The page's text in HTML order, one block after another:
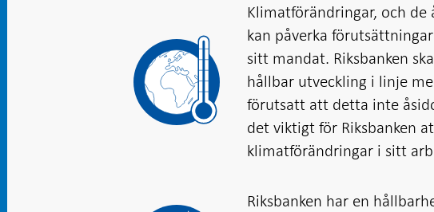
Klimatförändringar, och
kan påverka
sitt mandat. Riksbanken
hållbar utveckling i linje
förutsatt att detta inte
det viktigt för Riksbanken
klimatförändringar i sitt
Riksbanken har en